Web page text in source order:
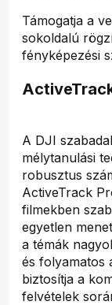
Támogatja a
sokoldalú
fényképezési
A DJI
mélytanulási
robusztus
ActiveTrack
filmekben
egyetlen
a témák
és folyamatos
biztosítja a
felvételek